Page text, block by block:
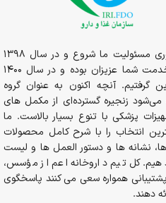
از سال 1394در قالب داروخانه حضوری مسئولیت ما شروع و در سال 1398
داروخانه به صورت شبانه روزی در خدمت شما عزیزان بوده و در سال 1400
گرفتیم. آنچه اکنون به عنوان گروه
می‌شود زنجیره گسترده‌ای از مکمل های
پزشکی با تنوع بسیار بالاست. ما
انتخاب را با شرح کامل محصولات
نشانه ها و دستور العمل ها و لیست
کل تیم داروخانه اعم از مؤسس،
همواره سعی می کنند پاسخگوی
دهند.